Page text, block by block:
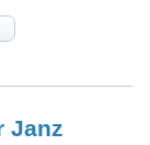
Janz